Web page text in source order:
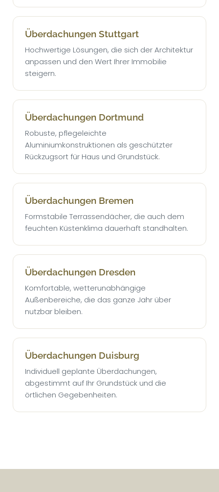
Überdachungen Stuttgart
Hochwertige Lösungen, die sich der Architektur
anpassen und den Wert Ihrer Immobilie
steigern.
Überdachungen Dortmund
Robuste, pflegeleichte
Aluminiumkonstruktionen als geschützter
Rückzugsort für Haus und Grundstück.
Überdachungen Bremen
Formstabile Terrassendächer, die auch dem
feuchten Küstenklima dauerhaft standhalten.
Überdachungen Dresden
Komfortable, wetterunabhängige
Außenbereiche, die das ganze Jahr über
nutzbar bleiben.
Überdachungen Duisburg
Individuell geplante Überdachungen,
abgestimmt auf Ihr Grundstück und die
örtlichen Gegebenheiten.